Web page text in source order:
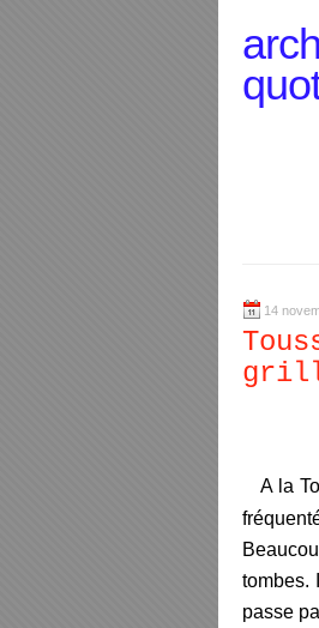
14
A la
tombes.
passe